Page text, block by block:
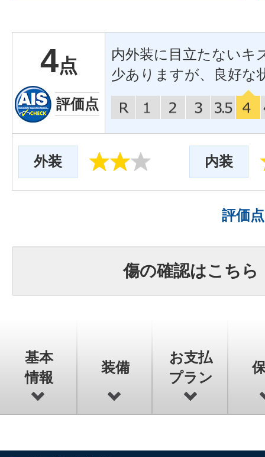
4点
評価点
内外装に目立たないキ
少ありますが、良好な
外装 内装
評価
傷の確認はこちら
基本
情報
装備
お支払
プラン